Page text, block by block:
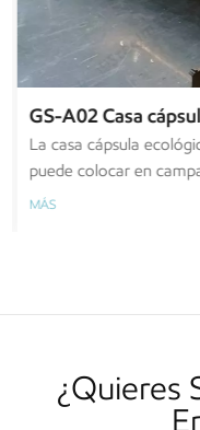
GS-A02 Casa
prefabricada de
La casa cápsula
puede colocar en
para los clientes. Se
MÁS
¿Quieres